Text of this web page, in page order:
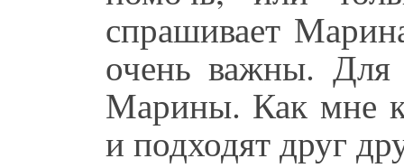
спрашивает
очень важны. Для
Марины. Как мне
и подходят друг